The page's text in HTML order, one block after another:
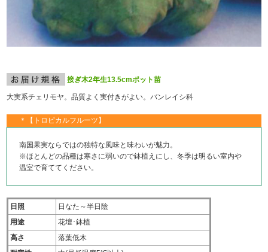
接ぎ木2年生13.5cmポット苗
大実系チェリモヤ。品質よく実付きがよい。バンレイシ科
＊【トロピカルフルーツ】
南国果実ならではの独特な風味と味わいが魅力。
※ほとんどの品種は寒さに弱いので鉢植えにし、冬季は明るい室内や
温室で育ててください。
日照
日なた～半日陰
用途
花壇･鉢植
高さ
落葉低木